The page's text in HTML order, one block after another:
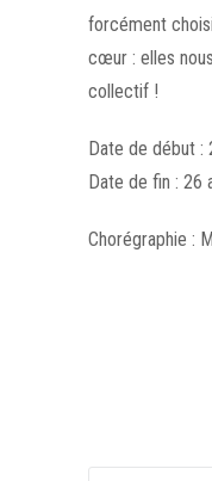
forcément
cœur : elles
collectif !
Date de début :
Date de fin : 26
Chorégraphie :